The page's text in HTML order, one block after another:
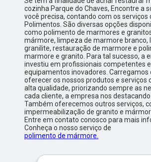
cozinha Parque do Chaves, Encontre a
você precisa, contando com os serviços
Polimentos. São diversas opções
como polimento de marmores e
mármore, limpeza de marmore branco,
granilite, restauração de marmore e
marmore e granito. Para tal sucesso, a
investiu em profissionais competentes
equipamentos inovadores. Carregamos
oferecer os nossos produtos e serviços
alta qualidade, priorizando sempre as
cada cliente, a empresa nos
Também oferecemos outros serviços,
impermeabilização de granito e
Entre em contato conosco para mais
Conheça o nosso serviço de
polimento de mármore.